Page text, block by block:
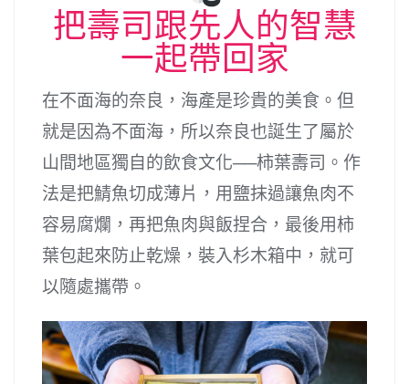
把壽司跟先人的智慧
一起帶回家
在不面海的奈良，海產是珍貴的美食。但
就是因為不面海，所以奈良也誕生了屬於
山間地區獨自的飲食文化──柿葉壽司。作
法是把鯖魚切成薄片，用鹽抹過讓魚肉不
容易腐爛，再把魚肉與飯捏合，最後用柿
葉包起來防止乾燥，裝入杉木箱中，就可
以隨處攜帶。